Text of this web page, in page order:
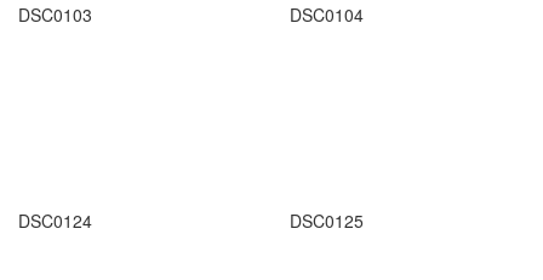
DSC0103 DSC0104
DSC0124 DSC0125